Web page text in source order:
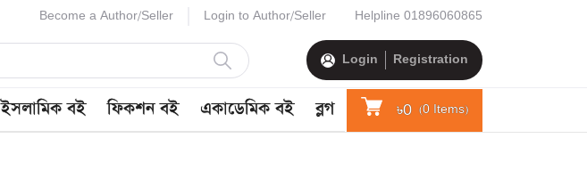
Become a Author/Seller Login to Author/Seller Helpline 01896060865
Login Registration
ইসলামিক বই ফিকশন বই একাডেমিক বই ব্লগ ৳0 (0 Items)